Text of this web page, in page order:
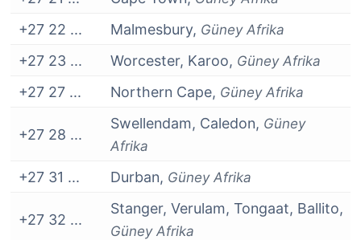
+27 22 ... Malmesbury, Güney Afrika
+27 23 ... Worcester, Karoo, Güney Afrika
+27 27 ... Northern Cape, Güney Afrika
+27 28 ...
Swellendam, Caledon, Güney
Afrika
+27 31 ... Durban, Güney Afrika
+27 32 ...
Stanger, Verulam, Tongaat, Ballito,
Güney Afrika